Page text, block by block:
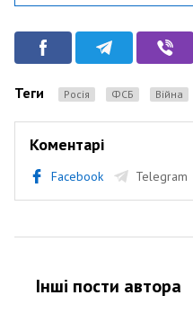
Теги Росія ФСБ Війна
Коментарі
Facebook Telegram
Інші пости автора